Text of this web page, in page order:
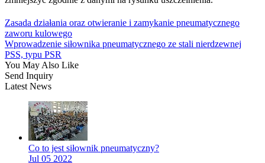
Zasada działania oraz otwieranie i zamykanie pneumatycznego
zaworu kulowego
Wprowadzenie siłownika pneumatycznego ze stali nierdzewnej
PSS, typu PSR
You May Also Like
Send Inquiry
Latest News
Co to jest siłownik pneumatyczny?
Jul 05 2022